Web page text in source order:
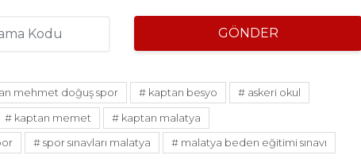
GÖNDER
mehmet doğuş spor # kaptan besyo
# askeri okul
# kaptan memet
# kaptan malatya
# spor sınavları malatya
# malatya beden eğitimi sınavı